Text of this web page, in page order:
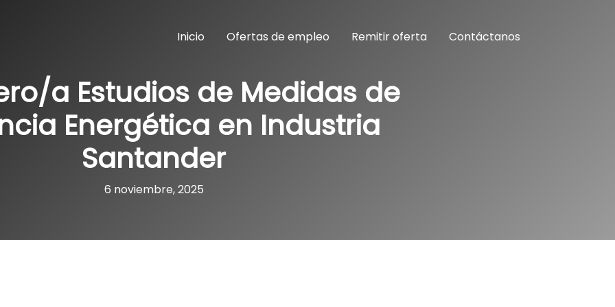
Inicio Ofertas de empleo Remitir oferta Contáctanos
a Estudios de Medidas de
Energética en Industria
Santander
6 noviembre, 2025